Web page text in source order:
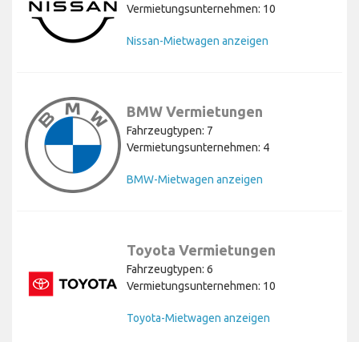
Vermietungsunternehmen: 10
Nissan-Mietwagen anzeigen
BMW Vermietungen
Fahrzeugtypen: 7
Vermietungsunternehmen: 4
BMW-Mietwagen anzeigen
Toyota Vermietungen
Fahrzeugtypen: 6
Vermietungsunternehmen: 10
Toyota-Mietwagen anzeigen